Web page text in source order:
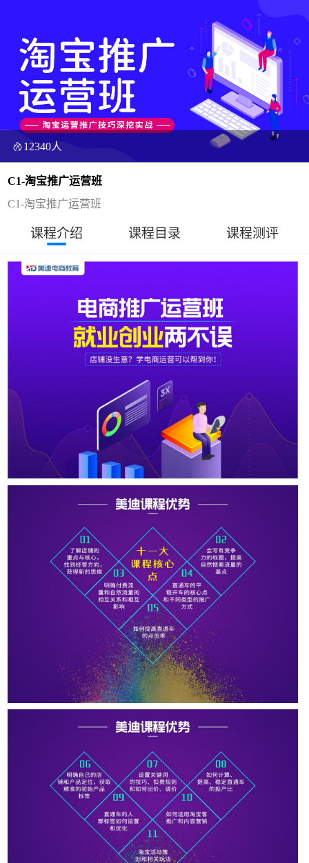
12340人
C1-淘宝推广运营班
C1-淘宝推广运营班
课程介绍 课程目录 课程测评